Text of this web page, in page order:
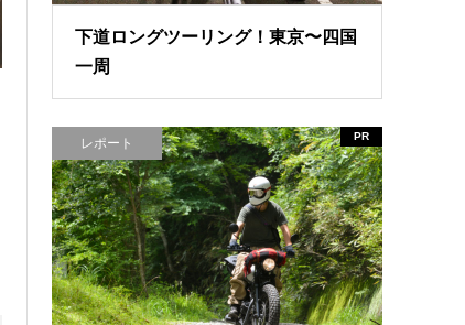
下道ロングツーリング！東京〜四国
一周
レポート PR